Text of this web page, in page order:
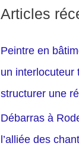
Articles
Peintre en
un interlocuteur
structurer une
Débarras à
l’alliée des